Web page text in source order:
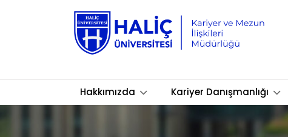
Hakkımızda Kariyer Danışmanlığı